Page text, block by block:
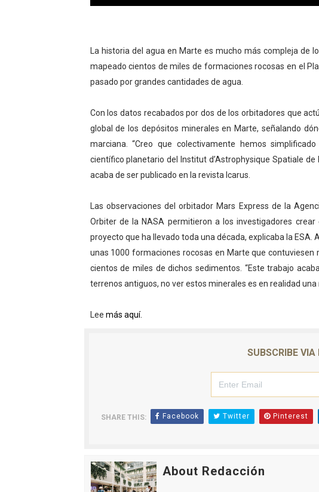
Unidad y patriotismo marcan el 164
La IA como coartada: despedir con
Si nadie se ve en los anuncios, el
Las 40 horas ya no son solo una
La deuda no solo crece: también
El mapa del comercio mundial se
La historia del agua en Marte es mucho más compleja de
mapeado cientos de miles de formaciones rocosas en el
pasado por grandes cantidades de agua.
Con los datos recabados por dos de los orbitadores que
global de los depósitos minerales en Marte, señalando
marciana. “Creo que colectivamente hemos
científico planetario del Institut d’Astrophysique Spatiale
acaba de ser publicado en la revista Icarus.
Las observaciones del orbitador Mars Express de la
Orbiter de la NASA permitieron a los investigadores
proyecto que ha llevado toda una década, explicaba la
unas 1000 formaciones rocosas en Marte que
cientos de miles de dichos sedimentos. “Este trabajo
terrenos antiguos, no ver estos minerales es en realidad una
Lee más aquí.
SUBSCRIBE VIA
SHARE THIS: Facebook Twitter Pinterest
About Redacción